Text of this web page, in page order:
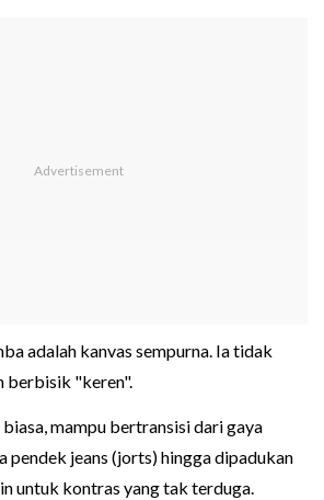
adalah kanvas sempurna. Ia tidak
berbisik "keren".
mampu bertransisi dari gaya
pendek jeans (jorts) hingga dipadukan
untuk kontras yang tak terduga.